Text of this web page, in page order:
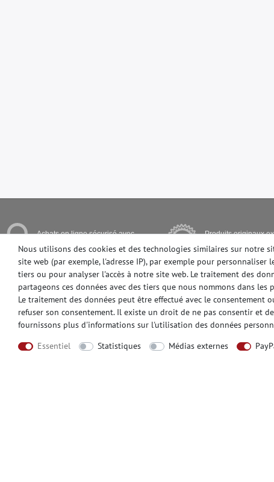
Achats en ligne sécurisé avec
cryptage SSL
Produits originaux
première qualité
INFORMATIONS
Aide
MENTIONS
Mentions
Nous utilisons des cookies et des technologies similaires sur notre
site web (par exemple, l'adresse IP), par exemple pour
tiers ou pour analyser l'accès à notre site web. Le traitement des
partageons ces données avec des tiers que nous nommons dans les
Le traitement des données peut être effectué avec le
refuser son consentement. Il existe un droit de ne pas consentir et
fournissons plus d'informations sur l'utilisation des données
Essentiel
Statistiques Médias externes